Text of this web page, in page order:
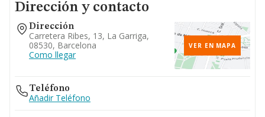
Dirección y contacto
Dirección
Carretera Ribes, 13, La Garriga,
08530, Barcelona
Como llegar
VER EN MAPA
Teléfono
Añadir Teléfono